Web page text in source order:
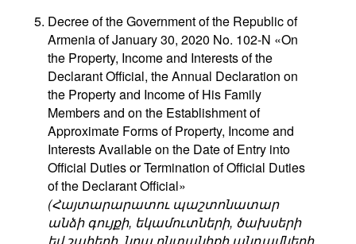
Decree of the Government of the Republic of
Armenia of January 30, 2020 No. 102-N «On
the Property, Income and Interests of the
Declarant Official, the Annual Declaration on
the Property and Income of His Family
Members and on the Establishment of
Approximate Forms of Property, Income and
Interests Available on the Date of Entry into
Official Duties or Termination of Official Duties
of the Declarant Official»
(Հայտարարատու պաշտոնատար
անձի գույքի, եկամուտների, ծախսերի